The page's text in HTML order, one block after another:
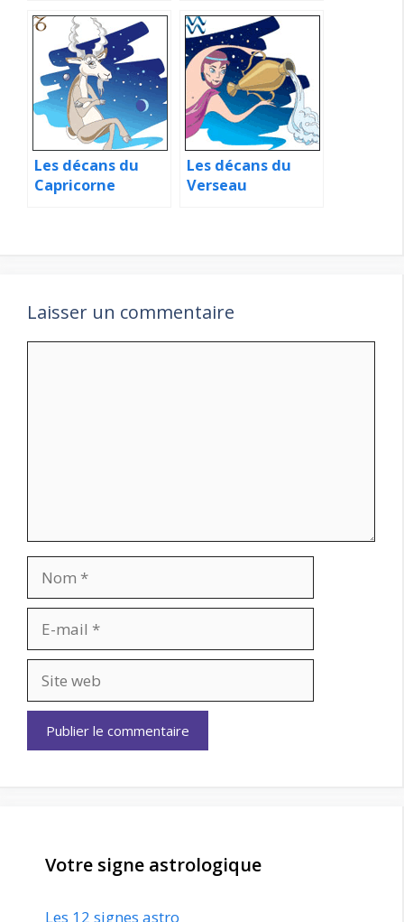
Les décans du
Capricorne
Les décans du
Verseau
Laisser un commentaire
mail
web
Votre signe astrologique
Les 12 signes astro